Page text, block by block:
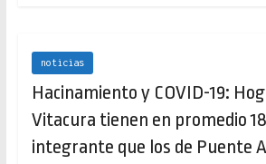
noticias
Hacinamiento y COVID-19:
Vitacura tienen en promedio
integrante que los de Puente